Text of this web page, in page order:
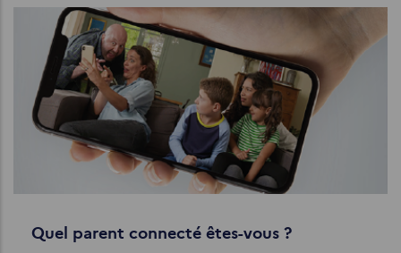
Quel parent connecté êtes-vous ?